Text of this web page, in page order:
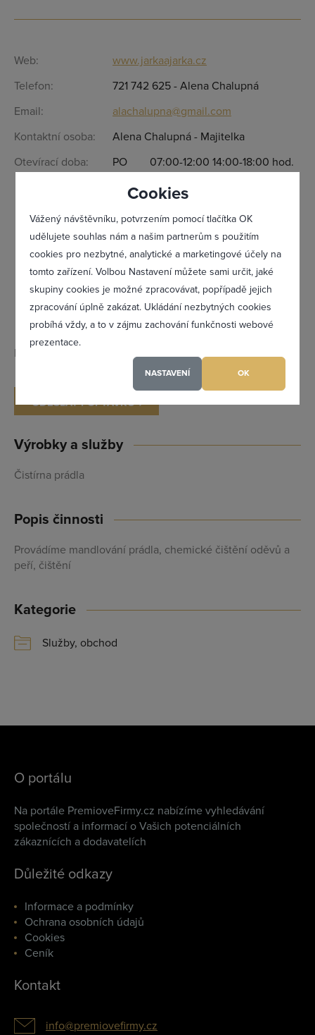
Cookies
Vážený návštěvníku, potvrzením pomocí tlačítka OK
udělujete souhlas nám a našim partnerům s použitím
cookies pro nezbytné, analytické a marketingové účely na
tomto zařízení. Volbou Nastavení můžete sami určit, jaké
skupiny cookies je možné zpracovávat, popřípadě jejich
zpracování úplně zakázat. Ukládání nezbytných cookies
probíhá vždy, a to v zájmu zachování funkčnosti webové
prezentace.
NASTAVENÍ OK
Web:
www.jarkaajarka.cz
Telefon:
721 742 625 - Alena Chalupná
Email:
alachalupna@gmail.com
Kontaktní osoba:
Alena Chalupná - Majitelka
Otevírací doba:
PO 07:00-12:00 14:00-18:00 hod.
07:00-12:00 14:00-18:00 hod.
ST 07:00-12:00 14:00-18:00 hod.
ČT 07:00-12:00 14:00-18:00 hod.
PÁ 07:00-12:00 hod.
IČ: 17030927
ODESLAT POPTÁVKU
Výrobky a služby
Čistírna prádla
Popis činnosti
Provádíme mandlování prádla, chemické čištění oděvů a
peří, čištění
Kategorie
Služby, obchod
O portálu
Na portále PremioveFirmy.cz nabízíme vyhledávání
společností a informací o Vašich potenciálních
zákaznících a dodavatelích
Důležité odkazy
Informace a podmínky
Ochrana osobních údajů
Cookies
Ceník
Kontakt
info@premiovefirmy.cz
Přihlásit se
Zapomněl(a) jsem heslo
Registrovat se
Maximální zviditelnění ve výpisu firem